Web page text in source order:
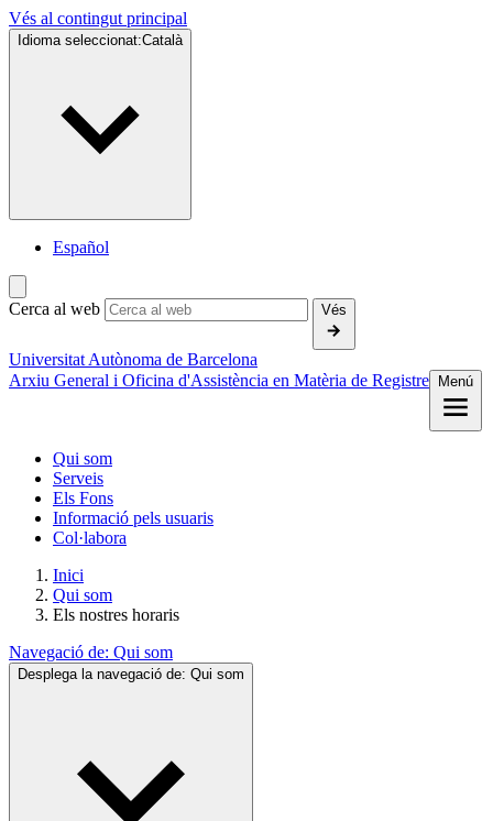
Vés al contingut principal
Idioma seleccionat:Català
Español
Cerca al web Vés
Universitat Autònoma de Barcelona
Arxiu General i Oficina d'Assistència en Matèria de Registre
Menú
Qui som
Serveis
Els Fons
Informació pels usuaris
Col·labora
Inici
Qui som
Els nostres horaris
Navegació de: Qui som
Desplega la navegació de: Qui som